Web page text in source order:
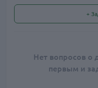
+
Нет вопросов о
первым и